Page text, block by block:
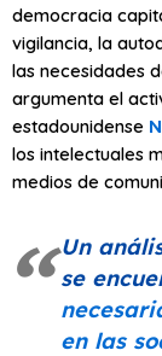
democracia
vigilancia, la
las necesidades
argumenta el
estadounidense
los intelectuales
medios de
Un
se
en las